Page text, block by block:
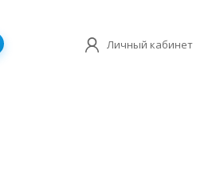
Личный кабинет